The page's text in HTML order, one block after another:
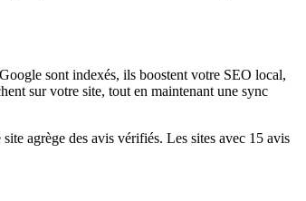
sont indexés, ils boostent votre SEO local,
sur votre site, tout en maintenant une sync
agrège des avis vérifiés. Les sites avec 15 avis